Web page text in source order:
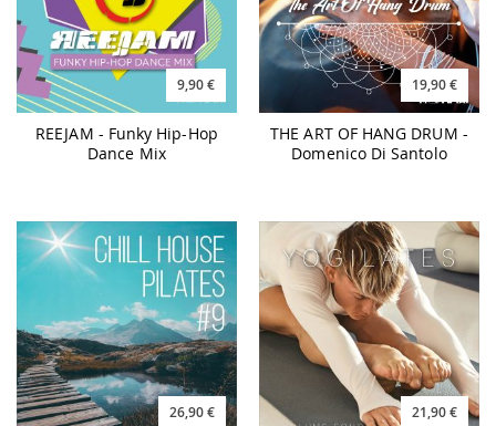
9,90 €
REEJAM - Funky Hip-Hop
Dance Mix
19,90 €
THE ART OF HANG DRUM -
Domenico Di Santolo
26,90 € 21,90 €